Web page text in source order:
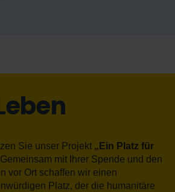
Sie unser Projekt „Ein Platz für
mit Ihrer Spende und den
vor Ort schaffen wir einen
Platz, der die humanitäre